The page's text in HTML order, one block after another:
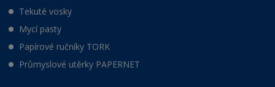
Tekuté vosky
Mycí pasty
Papírové ručníky TORK
Průmyslové utěrky PAPERNET